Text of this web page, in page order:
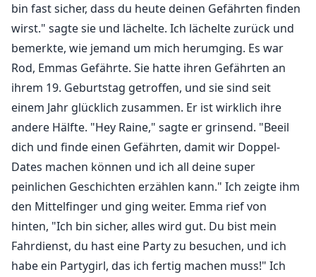
bin fast sicher, dass du heute deinen Gefährten finden
wirst." sagte sie und lächelte. Ich lächelte zurück und
bemerkte, wie jemand um mich herumging. Es war
Rod, Emmas Gefährte. Sie hatte ihren Gefährten an
ihrem 19. Geburtstag getroffen, und sie sind seit
einem Jahr glücklich zusammen. Er ist wirklich ihre
andere Hälfte. "Hey Raine," sagte er grinsend. "Beeil
dich und finde einen Gefährten, damit wir Doppel-
Dates machen können und ich all deine super
peinlichen Geschichten erzählen kann." Ich zeigte ihm
den Mittelfinger und ging weiter. Emma rief von
hinten, "Ich bin sicher, alles wird gut. Du bist mein
Fahrdienst, du hast eine Party zu besuchen, und ich
habe ein Partygirl, das ich fertig machen muss!" Ich